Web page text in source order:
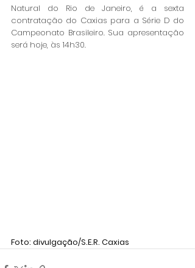
Natural do Rio de Janeiro, é a sexta
contratação do Caxias para a Série D do
Campeonato Brasileiro. Sua apresentação
será hoje, às 14h30.
Foto: divulgação/S.E.R. Caxias